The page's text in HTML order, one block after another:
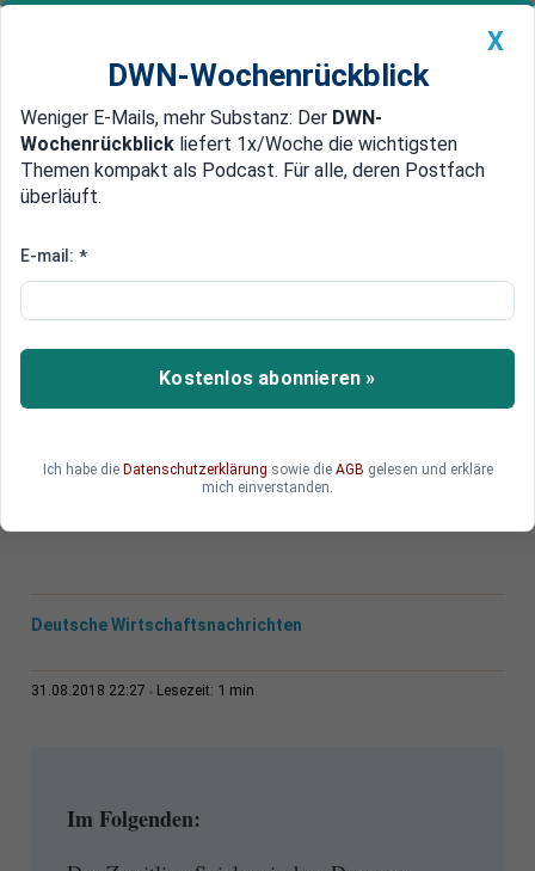
Newsticker MEIN DWN: Geldanlage Premium
Edelmetalle DWN-Magazin China
Neue Demos angkündigt
Polizei muss nach Chemnitz:
Fußballspiel Dresden gegen HSV
abgesagt
Weil die Polizei in Sachsen ihr Personal für
wurde das Zweitliga-Spiel zwischen Dynamo
Dresden und dem Hamburger SV am Samstag
Deutsche Wirtschaftsnachrichten
31.08.2018 22:27 Lesezeit: 1 min
Im Folgenden:
X
DWN-Wochenrückblick
Weniger E-Mails, mehr Substanz: Der DWN-
Wochenrückblick liefert 1x/Woche die wichtigsten
Themen kompakt als Podcast. Für alle, deren Postfach
überläuft.
E-mail: *
Kostenlos abonnieren »
Ich habe die Datenschutzerklärung sowie die AGB gelesen und erkläre
mich einverstanden.